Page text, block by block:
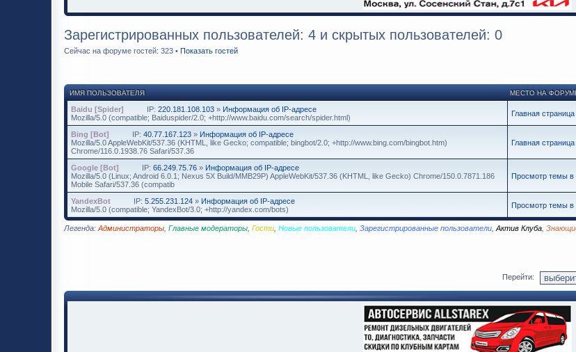
Зарегистрированных пользователей: 4 и скрытых пользователей: 0
Сейчас на форуме гостей: 323 • Показать гостей
ИМЯ ПОЛЬЗОВАТЕЛЯ МЕСТО НА
Baidu [Spider] IP: 220.181.108.103 » Информация об IP-адресе
Mozilla/5.0 (compatible; Baiduspider/2.0; +http://www.baidu.com/search/spider.html)
Главная страница
Bing [Bot] IP: 40.77.167.123 » Информация об IP-адресе
Mozilla/5.0 AppleWebKit/537.36 (KHTML, like Gecko; compatible; bingbot/2.0; +http://www.bing.com/bingbot.htm)
Chrome/116.0.1938.76 Safari/537.36
Главная страница
Google [Bot] IP: 66.249.75.76 » Информация об IP-адресе
Mozilla/5.0 (Linux; Android 6.0.1; Nexus 5X Build/MMB29P) AppleWebKit/537.36 (KHTML, like Gecko) Chrome/150.0.7871.186
Mobile Safari/537.36 (compatib
Просмотр темы в
YandexBot IP: 5.255.231.124 » Информация об IP-адресе
Mozilla/5.0 (compatible; YandexBot/3.0; +http://yandex.com/bots)
Просмотр темы в
Легенда: Администраторы Главные модераторы Гости Новые пользователи Зарегистрированные пользователи Актив Клуба
Перейти: